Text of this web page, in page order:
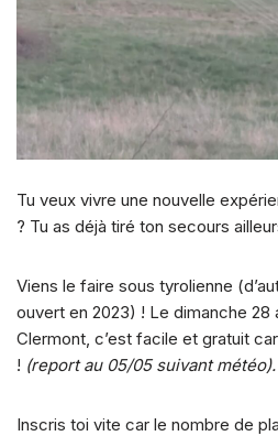
Tu veux vivre une nouvelle
? Tu as déjà tiré ton secours
Viens le faire sous tyrolienne
ouvert en 2023) ! Le dimanche 28
Clermont, c’est facile et gratuit
! (report au 05/05 suivant météo).
Inscris toi vite car le nombre de